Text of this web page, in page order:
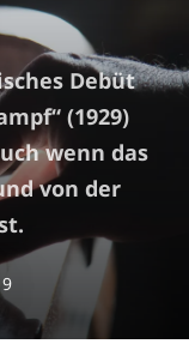
Debüt
(1929)
wenn das
von der